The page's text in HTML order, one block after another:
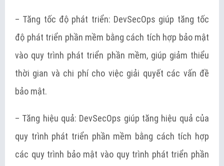
– Tăng tốc độ phát triển: DevSecOps giúp tăng tốc
độ phát triển phần mềm bằng cách tích hợp bảo mật
vào quy trình phát triển phần mềm, giúp giảm thiểu
thời gian và chi phí cho việc giải quyết các vấn đề
bảo mật.
– Tăng hiệu quả: DevSecOps giúp tăng hiệu quả của
quy trình phát triển phần mềm bằng cách tích hợp
các quy trình bảo mật vào quy trình phát triển phần